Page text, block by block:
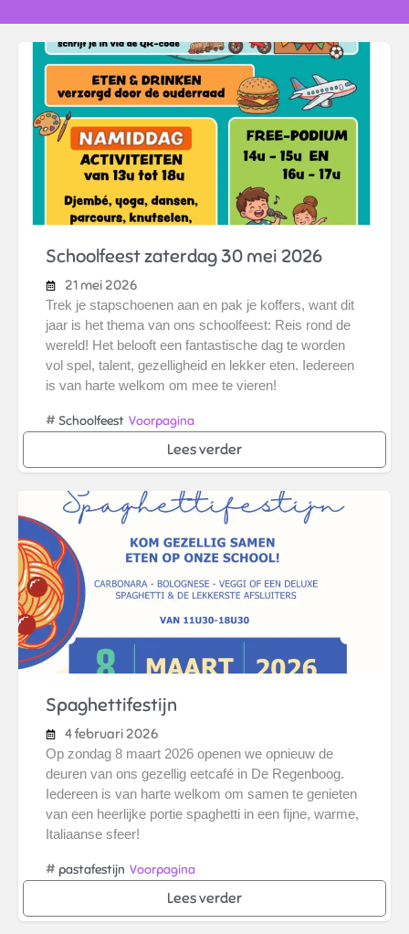
Schoolfeest zaterdag 30 mei 2026
21 mei 2026
Trek je stapschoenen aan en pak je koffers, want dit
jaar is het thema van ons schoolfeest: Reis rond de
wereld! Het belooft een fantastische dag te worden
vol spel, talent, gezelligheid en lekker eten. Iedereen
is van harte welkom om mee te vieren!
# Schoolfeest Voorpagina
Lees verder
Spaghettifestijn
4 februari 2026
Op zondag 8 maart 2026 openen we opnieuw de
deuren van ons gezellig eetcafé in De Regenboog.
Iedereen is van harte welkom om samen te genieten
van een heerlijke portie spaghetti in een fijne, warme,
Italiaanse sfeer!
# pastafestijn Voorpagina
Lees verder